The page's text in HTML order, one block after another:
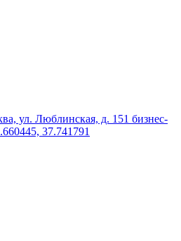
ул. Люблинская, д. 151 бизнес-
37.741791